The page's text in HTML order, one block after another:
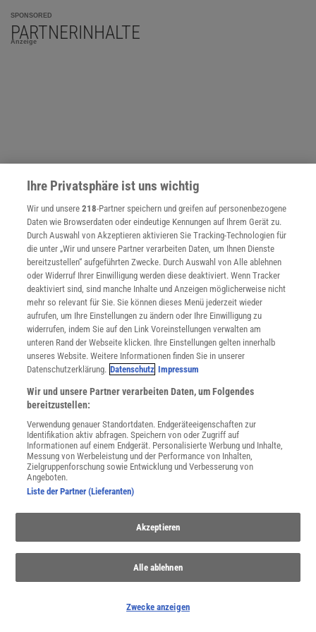
SPONSORED
PARTNERINHALTE
Anzeige
NACH OBEN
Für Sie im Spektrum-Shop und am Kiosk:
WEITERE NEUERSCHEINUNGEN SPEKTRUM SHOP
JETZT ANMELDEN!
Sie können unsere Newsletter jederzeit wieder abbestellen. Infos zu unserem Umgang
mit Ihren personenbezogenen Daten finden Sie in unserer
Ihre Privatsphäre ist uns wichtig
Wir und unsere218-Partner speichern und greifen auf personenbezogene
Daten wie Browserdaten oder eindeutige Kennungen auf Ihrem Gerät zu.
Durch Auswahl von Akzeptieren aktivieren Sie Tracking-Technologien für
die unter „Wir und unsere Partner verarbeiten Daten, um Ihnen Dienste
bereitzustellen“ aufgeführten Zwecke. Durch Auswahl von Alle ablehnen
oder Widerruf Ihrer Einwilligung werden diese deaktiviert. Wenn Tracker
deaktiviert sind, sind manche Inhalte und Anzeigen möglicherweise nicht
mehr so relevant für Sie. Sie können dieses Menü jederzeit wieder
aufrufen, um Ihre Einstellungen zu ändern oder Ihre Einwilligung zu
widerrufen, indem Sie auf den Link Voreinstellungen verwalten am
unteren Rand der Webseite klicken. Ihre Einstellungen gelten innerhalb
unseres Website. Weitere Informationen finden Sie in unserer
Datenschutzerklärung. Datenschutz Impressum
Wir und unsere Partner verarbeiten Daten, um Folgendes
bereitzustellen:
Verwendung genauer Standortdaten. Endgeräteeigenschaften zur
Identifikation aktiv abfragen. Speichern von oder Zugriff auf
Informationen auf einem Endgerät. Personalisierte Werbung und Inhalte,
Messung von Werbeleistung und der Performance von Inhalten,
Zielgruppenforschung sowie Entwicklung und Verbesserung von
Angeboten.
Liste der Partner (Lieferanten)
Akzeptieren
Alle ablehnen
Zwecke anzeigen